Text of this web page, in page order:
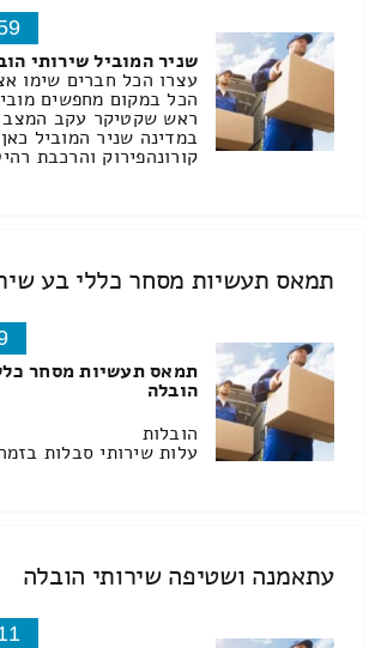
שניר המוביל שירותי
עצרו הכל חברים שימו
הכל במקום מחפשים
ראש שקטיקר עקב המצב
במדינה שניר המוביל
קורונהפירוק והרכבת
תמאס תעשיות מסחר כללי בע
תמאס תעשיות מסחר
הובלה
הובלות
עלות שירותי סבלות
עתאמנה ושטיפה שירותי הובלה